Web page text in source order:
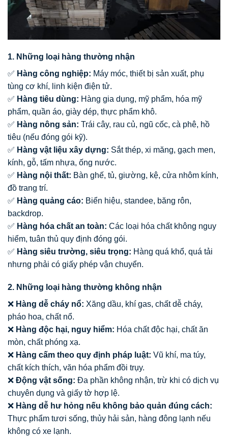
1. Những loại hàng thường nhận
✅ Hàng công nghiệp: Máy móc, thiết bị sản xuất, phụ
tùng cơ khí, linh kiện điện tử.
✅ Hàng tiêu dùng: Hàng gia dụng, mỹ phẩm, hóa mỹ
phẩm, quần áo, giày dép, thực phẩm khô.
✅ Hàng nông sản: Trái cây, rau củ, ngũ cốc, cà phê, hồ
tiêu (nếu đóng gói kỹ).
✅ Hàng vật liệu xây dựng: Sắt thép, xi măng, gạch men,
kính, gỗ, tấm nhựa, ống nước.
✅ Hàng nội thất: Bàn ghế, tủ, giường, kệ, cửa nhôm kính,
đồ trang trí.
✅ Hàng quảng cáo: Biển hiệu, standee, băng rôn,
backdrop.
✅ Hàng hóa chất an toàn: Các loại hóa chất không nguy
hiểm, tuân thủ quy định đóng gói.
✅ Hàng siêu trường, siêu trọng: Hàng quá khổ, quá tải
nhưng phải có giấy phép vận chuyển.
2. Những loại hàng thường không nhận
❌ Hàng dễ cháy nổ: Xăng dầu, khí gas, chất dễ cháy,
pháo hoa, chất nổ.
❌ Hàng độc hại, nguy hiểm: Hóa chất độc hại, chất ăn
mòn, chất phóng xạ.
❌ Hàng cấm theo quy định pháp luật: Vũ khí, ma túy,
chất kích thích, văn hóa phẩm đồi trụy.
❌ Động vật sống: Đa phần không nhận, trừ khi có dịch vụ
chuyên dụng và giấy tờ hợp lệ.
❌ Hàng dễ hư hỏng nếu không bảo quản đúng cách:
Thực phẩm tươi sống, thủy hải sản, hàng đông lạnh nếu
không có xe lạnh.